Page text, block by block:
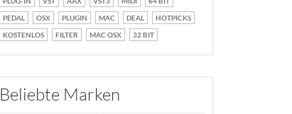
PEDAL
OSX PLUGIN MAC DEAL
HOTPICKS
KOSTENLOS
FILTER MAC OSX 32 BIT
Beliebte Marken